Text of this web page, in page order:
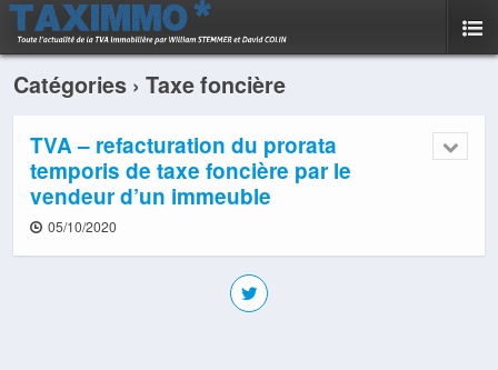
Catégories › Taxe foncière
TVA – refacturation du prorata
temporis de taxe foncière par le
vendeur d’un immeuble
05/10/2020